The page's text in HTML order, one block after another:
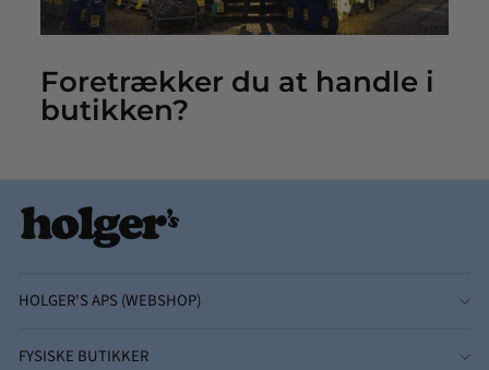
Foretrækker du at handle i
butikken?
HOLGER'S APS (WEBSHOP)
FYSISKE BUTIKKER